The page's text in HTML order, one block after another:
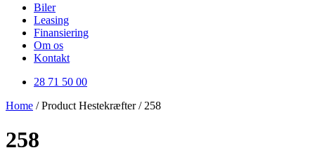
Biler
Leasing
Finansiering
Om os
Kontakt
28 71 50 00
Home / Product Hestekræfter / 258
258